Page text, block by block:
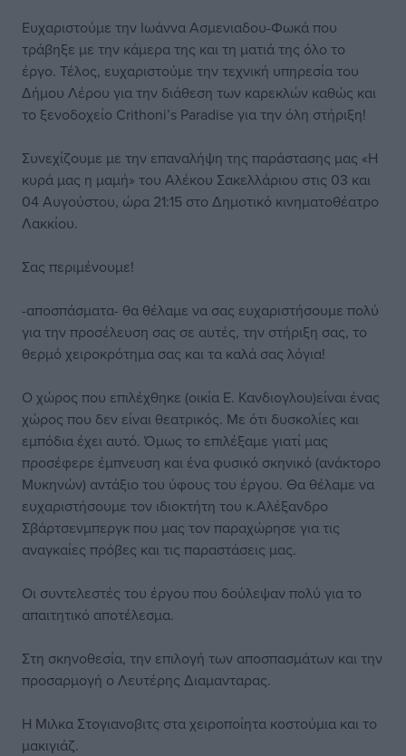
Ευχαριστούμε την Ιωάννα Ασμενιαδου-Φωκά που
τράβηξε με την κάμερα της και τη ματιά της όλο το
έργο. Τέλος, ευχαριστούμε την τεχνική υπηρεσία του
Δήμου Λέρου για την διάθεση των καρεκλών καθώς και
το ξενοδοχείο Crithoni’s Paradise για την όλη στήριξη!
Συνεχίζουμε με την επαναλήψη της παράστασης μας «Η
κυρά μας η μαμή» του Αλέκου Σακελλάριου στις 03 και
04 Αυγούστου, ώρα 21:15 στο Δημοτικό κινηματοθέατρο
Λακκίου.
Σας περιμένουμε!
-αποσπάσματα- θα θέλαμε να σας ευχαριστήσουμε πολύ
για την προσέλευση σας σε αυτές, την στήριξη σας, το
θερμό χειροκρότημα σας και τα καλά σας λόγια!
Ο χώρος που επιλέχθηκε (οικία Ε. Κανδιογλου)είναι ένας
χώρος που δεν είναι θεατρικός. Με ότι δυσκολίες και
εμπόδια έχει αυτό. Όμως το επιλέξαμε γιατί μας
προσέφερε έμπνευση και ένα φυσικό σκηνικό (ανάκτορο
Μυκηνών) αντάξιο του ύφους του έργου. Θα θέλαμε να
ευχαριστήσουμε τον ιδιοκτήτη του κ.Αλέξανδρο
Σβάρτσενμπεργκ που μας τον παραχώρησε για τις
αναγκαίες πρόβες και τις παραστάσεις μας.
Οι συντελεστές του έργου που δούλεψαν πολύ για το
απαιτητικό αποτέλεσμα.
Στη σκηνοθεσία, την επιλογή των αποσπασμάτων και την
προσαρμογή ο Λευτέρης Διαμανταρας.
Η Μιλκα Στογιανοβιτς στα χειροποίητα κοστούμια και το
μακιγιάζ.